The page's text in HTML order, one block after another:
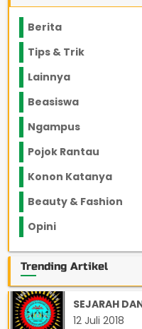
Berita
Tips & Trik
Lainnya
Beasiswa
Ngampus
Pojok Rantau
Konon Katanya
Beauty & Fashion
Opini
Trending Artikel
SEJARAH
12 Juli 2018